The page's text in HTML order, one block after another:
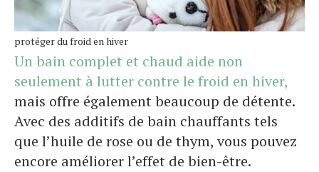
protéger du froid en hiver
Un bain complet et chaud aide non
seulement à lutter contre le froid en hiver,
mais offre également beaucoup de détente.
Avec des additifs de bain chauffants tels
que l’huile de rose ou de thym, vous pouvez
encore améliorer l’effet de bien-être.